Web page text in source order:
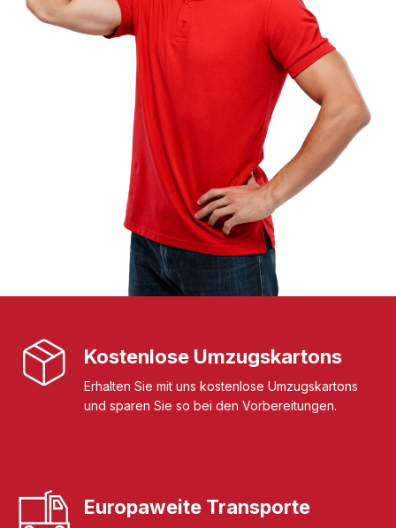
Kostenlose Umzugskartons
Erhalten Sie mit uns kostenlose Umzugskartons
und sparen Sie so bei den Vorbereitungen.
Europaweite Transporte